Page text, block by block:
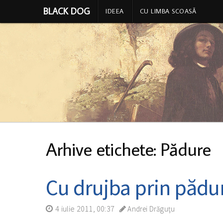
BLACK DOG IDEEA CU LIMBA SCOASĂ
Arhive etichete: Pădure
Cu drujba prin
4 iulie 2011, 00:37 Andrei Drăguţu